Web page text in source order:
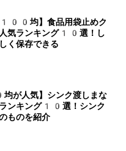
100均】食品用袋止めク
人気ランキング10選！し
く保存できる
が人気】シンク渡しまな
ンキング10選！シンク
ものを紹介